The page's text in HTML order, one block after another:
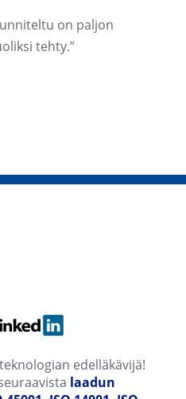
on paljon
tehty.”
edelläkävijä!
laadun